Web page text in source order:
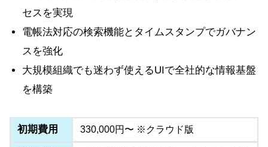
セスを実現
電帳法対応の検索機能とタイムスタンプでガバナン
スを強化
大規模組織でも迷わず使えるUIで全社的な情報基盤
を構築
初期費用 330,000円〜 ※クラウド版